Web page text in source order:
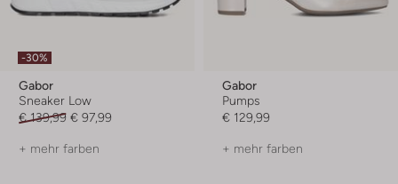
-30%
Gabor
Sneaker Low
€ 139,99 € 97,99
+ mehr farben
Gabor
Pumps
€ 129,99
+ mehr farben